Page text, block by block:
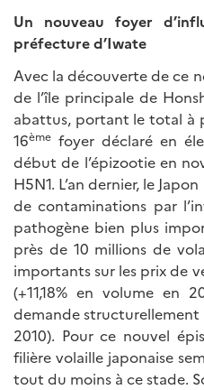
Un nouveau foyer
préfecture d’Iwate
Avec la découverte de ce
de l’île principale de
abattus, portant le total à
16ème foyer déclaré en
début de l’épizootie en
H5N1. L’an dernier, le
de contaminations par
pathogène bien plus
près de 10 millions de
importants sur les prix de
(+11,18% en volume en
demande structurellement
2010). Pour ce nouvel
filière volaille japonaise
tout du moins à ce stade.